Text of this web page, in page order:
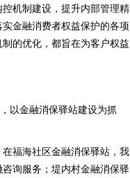
机制建设，提升内部管理精
金融消费者权益保护的各项
的优化，都旨在为客户权益
以金融消保驿站建设为抓
福海社区金融消保驿站，我
询服务；堤内村金融消保驿